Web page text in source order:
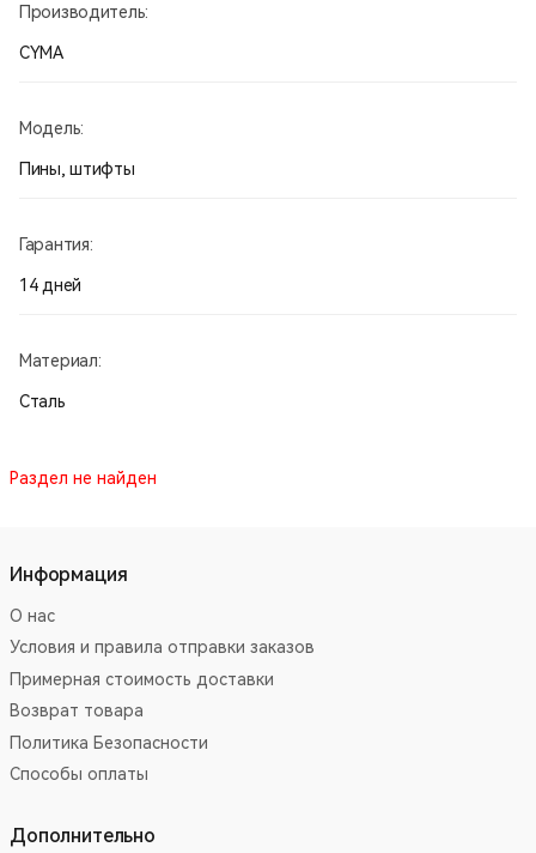
Производитель:
CYMA
Модель:
Пины, штифты
Гарантия:
14 дней
Материал:
Сталь
Раздел не найден
Информация
О нас
Условия и правила отправки заказов
Примерная стоимость доставки
Возврат товара
Политика Безопасности
Способы оплаты
Дополнительно